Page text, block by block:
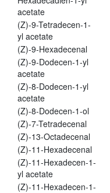
acetate
(Z)-9-Tetradecen-1-
yl acetate
(Z)-9-Hexadecenal
(Z)-9-Dodecen-1-yl
acetate
(Z)-8-Dodecen-1-yl
acetate
(Z)-8-Dodecen-1-ol
(Z)-7-Tetradecenal
(Z)-13-Octadecenal
(Z)-11-Hexadecenal
(Z)-11-Hexadecen-1-
yl acetate
(Z)-11-Hexadecen-1-